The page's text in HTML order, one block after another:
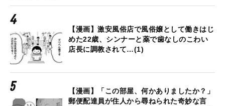
【漫画】激安風俗店で風俗嬢として働きはじ
めた22歳、シンナーと薬で歯なしのこわい
店長に調教されて…(1)
【漫画】「この部屋、何かありましたか？」
郵便配達員が住人から尋ねられた奇妙な言